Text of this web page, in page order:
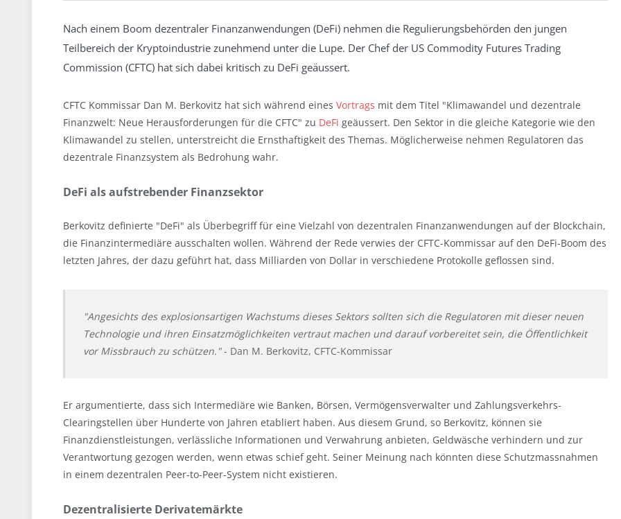
Nach einem Boom dezentraler Finanzanwendungen (DeFi) nehmen die Regulierungsbehörden den jungen
Teilbereich der Kryptoindustrie zunehmend unter die Lupe. Der Chef der US Commodity Futures Trading
Commission (CFTC) hat sich dabei kritisch zu DeFi geäussert.
CFTC Kommissar Dan M. Berkovitz hat sich während eines Vortrags mit dem Titel "Klimawandel und dezentrale
Finanzwelt: Neue Herausforderungen für die CFTC" zu DeFi geäussert. Den Sektor in die gleiche Kategorie wie den
Klimawandel zu stellen, unterstreicht die Ernsthaftigkeit des Themas. Möglicherweise nehmen Regulatoren das
dezentrale Finanzsystem als Bedrohung wahr.
DeFi als aufstrebender Finanzsektor
Berkovitz definierte "DeFi" als Überbegriff für eine Vielzahl von dezentralen Finanzanwendungen auf der Blockchain,
die Finanzintermediäre ausschalten wollen. Während der Rede verwies der CFTC-Kommissar auf den DeFi-Boom des
letzten Jahres, der dazu geführt hat, dass Milliarden von Dollar in verschiedene Protokolle geflossen sind.
"Angesichts des explosionsartigen Wachstums dieses Sektors sollten sich die Regulatoren mit dieser neuen
Technologie und ihren Einsatzmöglichkeiten vertraut machen und darauf vorbereitet sein, die Öffentlichkeit
vor Missbrauch zu schützen."- Dan M. Berkovitz, CFTC-Kommissar
Er argumentierte, dass sich Intermediäre wie Banken, Börsen, Vermögensverwalter und Zahlungsverkehrs-
Clearingstellen über Hunderte von Jahren etabliert haben. Aus diesem Grund, so Berkovitz, können sie
Finanzdienstleistungen, verlässliche Informationen und Verwahrung anbieten, Geldwäsche verhindern und zur
Verantwortung gezogen werden, wenn etwas schief geht. Seiner Meinung nach könnten diese Schutzmassnahmen
in einem dezentralen Peer-to-Peer-System nicht existieren.
Dezentralisierte Derivatemärkte